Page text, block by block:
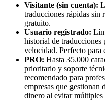
Visitante (sin cuenta):
traducciones rápidas sin
gratuito.
Usuario registrado:
historial de
velocidad. Perfecto para
PRO: Hasta 35.000
prioritario y soporte
recomendado para
empresas que
dinero al evitar múltiples